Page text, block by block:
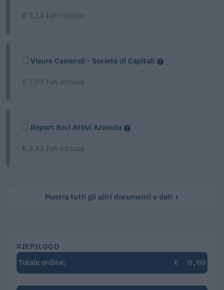
€ 7,14 IVA inclusa
Visure Camerali - Società di Capitali
€ 7,77 IVA inclusa
Report Soci Attivi Azienda
€ 3,33 IVA inclusa
Mostra tutti gli altri documenti e dati
RIEPILOGO
Totale ordine:
€ 0,00